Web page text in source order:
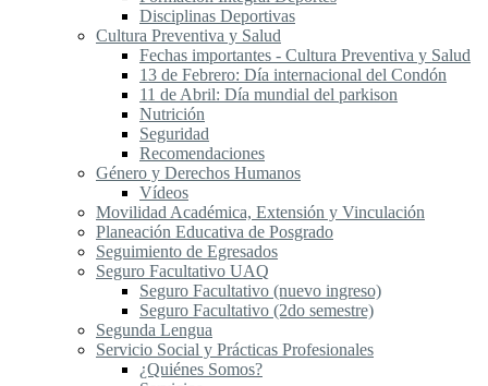
Disciplinas Deportivas
Cultura Preventiva y Salud
Fechas importantes - Cultura Preventiva y Salud
13 de Febrero: Día internacional del Condón
11 de Abril: Día mundial del parkison
Nutrición
Seguridad
Recomendaciones
Género y Derechos Humanos
Vídeos
Movilidad Académica, Extensión y Vinculación
Planeación Educativa de Posgrado
Seguimiento de Egresados
Seguro Facultativo UAQ
Seguro Facultativo (nuevo ingreso)
Seguro Facultativo (2do semestre)
Segunda Lengua
S​ervicio Social y Prácticas Profesionales
¿Quiénes Somos?